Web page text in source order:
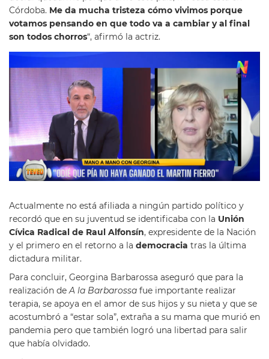
Córdoba. Me da mucha tristeza cómo vivimos porque
votamos pensando en que todo va a cambiar y al final
son todos chorros“, afirmó la actriz.
Actualmente no está afiliada a ningún partido político y
recordó que en su juventud se identificaba con la Unión
Cívica Radical de Raul Alfonsín, expresidente de la Nación
y el primero en el retorno a la democracia tras la última
dictadura militar.
Para concluir, Georgina Barbarossa aseguró que para la
realización deA la Barbarossa fue importante realizar
terapia, se apoya en el amor de sus hijos y su nieta y que se
acostumbró a “estar sola”, extraña a su mama que murió en
pandemia pero que también logró una libertad para salir
que había olvidado.